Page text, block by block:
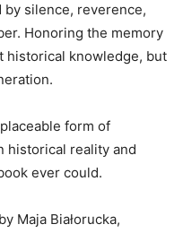
by silence, reverence,
Honoring the memory
historical knowledge, but
form of
historical reality and
ever could.
Maja Białorucka,